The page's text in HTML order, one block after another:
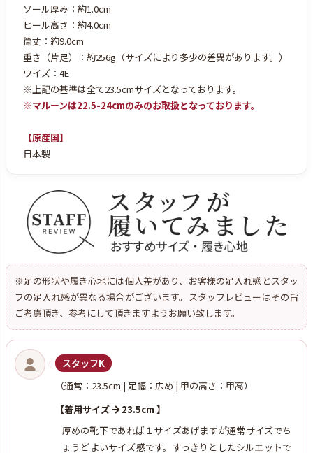
ソール厚み：約1.0cm
ヒール高さ：約4.0cm
筒丈：約9.0cm
重さ（片足）：約256g（サイズにより多少の差異があります。）
ワイズ：4E
※上記の基準は全て23.5cmサイズとなっております。
※マルーンは22.5-24cmのみのお取扱となっております。
【原産国】
日本製
※足の形状や履き心地には個人差があり、お客様の足入れ感とスタッ
フの足入れ感が異なる場合がございます。スタッフレビューはその旨
ご考慮頂き、参考にして頂きますようお願い致します。
スタッフK
（通常：23.5cm | 足幅：広め | 甲の高さ：甲高）
【着用サイズ
23.5cm 】
厚めの靴下であれば１サイズあげますが通常サイズでち
ょうどよいサイズ感です。すっきりとしたシルエットで